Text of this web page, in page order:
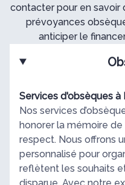
contacter pour en savoir
prévoyances
anticiper le
Services d'obsèques à
Nos services
honorer la mémoire
respect. Nous offrons
personnalisé pour
reflètent les souhaits